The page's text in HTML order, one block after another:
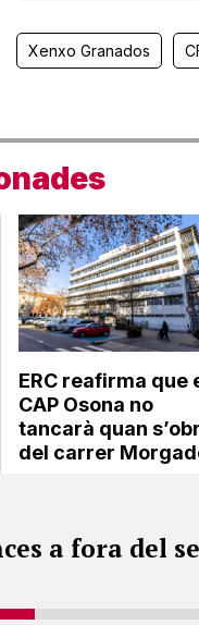
Xenxo Granados
ERC reafirma que
CAP Osona no
tancarà quan
del carrer
a fora del